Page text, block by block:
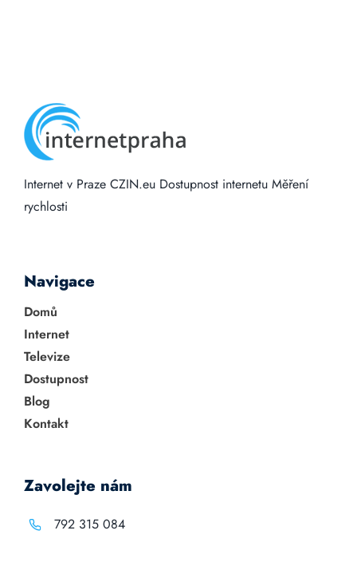
Internet v Praze CZIN.eu Dostupnost internetu Měření
rychlosti
Navigace
Domů
Internet
Televize
Dostupnost
Blog
Kontakt
Zavolejte nám
792 315 084